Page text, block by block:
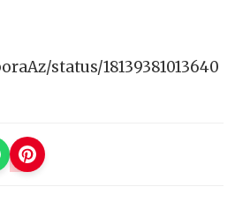
status/18139381013640